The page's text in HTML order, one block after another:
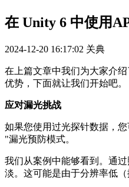
在 Unity 6 中使用
2024-12-20 16:17:02 关典
在上篇文章中我们为大家介
优势，下面就让我们开始吧。
应对漏光挑战
如果您使用过光探针数据，
"漏光预防模式。
我们从案例中能够看到。通
淡。这可能是由于分辨率低